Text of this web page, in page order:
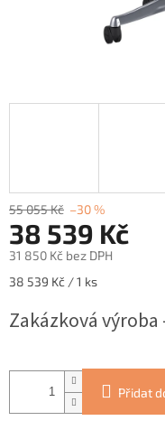
55 055 Kč –30 %
38 539 Kč
31 850 Kč bez DPH
Měrná
38 539 Kč / 1 ks
Zakázková
Přidat